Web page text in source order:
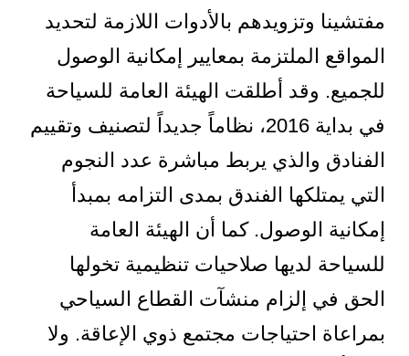
مفتشينا وتزويدهم بالأدوات اللازمة لتحديد
المواقع الملتزمة بمعايير إمكانية الوصول
للجميع. وقد أطلقت الهيئة العامة للسياحة
في بداية 2016، نظاماً جديداً لتصنيف وتقييم
الفنادق والذي يربط مباشرة عدد النجوم
التي يمتلكها الفندق بمدى التزامه بمبدأ
إمكانية الوصول. كما أن الهيئة العامة
للسياحة لديها صلاحيات تنظيمية تخولها
الحق في إلزام منشآت القطاع السياحي
بمراعاة احتياجات مجتمع ذوي الإعاقة. ولا